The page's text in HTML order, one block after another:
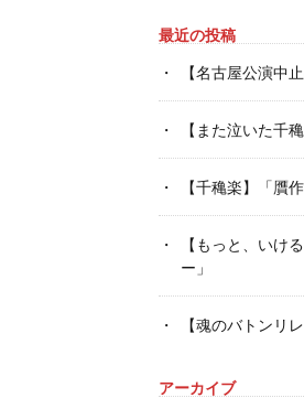
最近の投稿
【名古屋公演中
【また泣いた千
【千穐楽】「贋
【もっと、いけ
ー」
【魂のバトンリ
アーカイブ